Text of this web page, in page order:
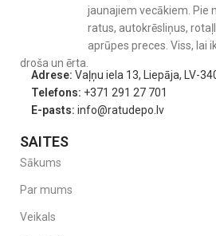
jaunajiem vecākiem. Pie
ratus, autokrēsliņus,
aprūpes preces. Viss, lai
droša un ērta.
Adrese: Vaļņu iela 13, Liepāja, LV-
Telefons: +371 291 27 701
E-pasts: info@ratudepo.lv
SAITES
Sākums
Par mums
Veikals